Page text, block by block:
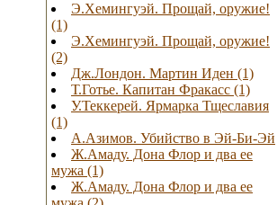
Э.Хемингуэй. Прощай, оружие!
(1)
Э.Хемингуэй. Прощай, оружие!
(2)
Дж.Лондон. Мартин Иден (1)
Т.Готье. Капитан Фракасс (1)
У.Теккерей. Ярмарка Тщеславия
(1)
А.Азимов. Убийство в Эй-Би-Эй
Ж.Амаду. Дона Флор и два ее
мужа (1)
Ж.Амаду. Дона Флор и два ее